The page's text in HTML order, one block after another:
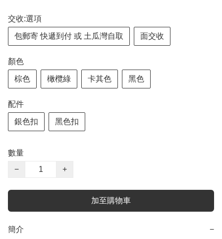
交收:選項
包郵寄 快遞到付 或 土瓜灣自取 面交收
顏色
棕色 橄欖綠 卡其色 黑色
配件
銀色扣 黑色扣
數量
−
+
加至購物車
簡介 −